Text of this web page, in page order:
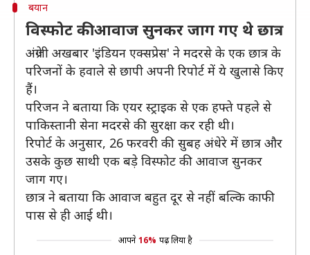
बयान
विस्फोट की आवाज सुनकर जाग गए थे छात्र
अंग्रेजी अखबार 'इंडियन एक्सप्रेस' ने मदरसे के एक छात्र के
परिजनों के हवाले से छापी अपनी रिपोर्ट में ये खुलासे किए
हैं।
परिजन ने बताया कि एयर स्ट्राइक से एक हफ्ते पहले से
पाकिस्तानी सेना मदरसे की सुरक्षा कर रही थी।
रिपोर्ट के अनुसार, 26 फरवरी की सुबह अंधेरे में छात्र और
उसके कुछ साथी एक बड़े विस्फोट की आवाज सुनकर
जाग गए।
छात्र ने बताया कि आवाज बहुत दूर से नहीं बल्कि काफी
पास से ही आई थी।
आपने 16% पढ़ लिया है